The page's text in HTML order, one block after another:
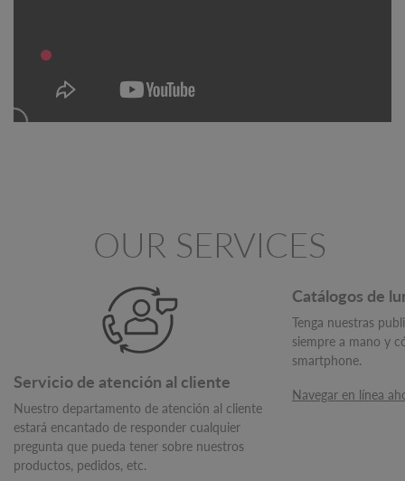
OUR SERVICES
Servicio de atención al cliente
Nuestro departamento de atención al cliente
estará encantado de responder cualquier
pregunta que pueda tener sobre nuestros
productos, pedidos, etc.
Catálogos de
Tenga nuestras
siempre a mano y
smartphone.
Navegar en línea